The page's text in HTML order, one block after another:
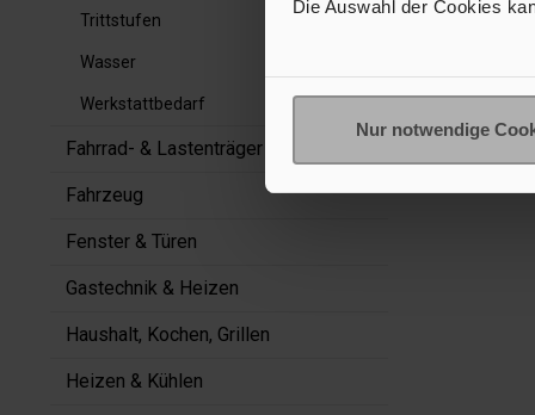
Die Auswahl der Cookies
Nur notwendige
Trittstufen
Wasser
Werkstattbedarf
Fahrrad- & Lastenträger
Fahrzeug
Fenster & Türen
Gastechnik & Heizen
Haushalt, Kochen, Grillen
Heizen & Kühlen